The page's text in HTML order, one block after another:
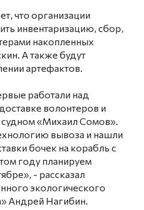
что организации
инвентаризацию, сбор,
накопленных
А также будут
артефактов.
работали над
волонтеров и
«Михаил Сомов».
вывоза и нашли
бочек на корабль с
году планируем
- рассказал
экологического
Андрей Нагибин.